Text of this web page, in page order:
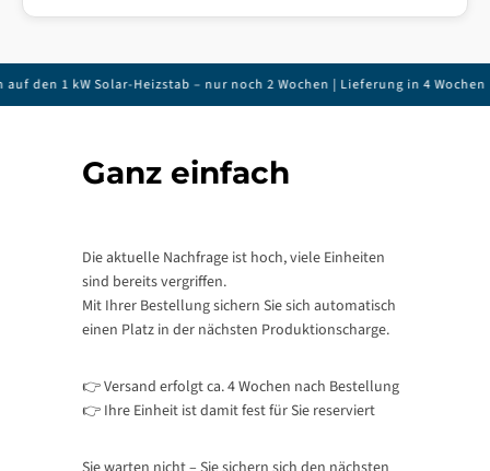
den 1 kW Solar-Heizstab – nur noch 2 Wochen | Lieferung in 4 Wochen
Ganz einfach
Die aktuelle Nachfrage ist hoch, viele Einheiten
sind bereits vergriffen.
Mit Ihrer Bestellung sichern Sie sich automatisch
einen Platz in der nächsten Produktionscharge.
👉 Versand erfolgt ca. 4 Wochen nach Bestellung
👉 Ihre Einheit ist damit fest für Sie reserviert